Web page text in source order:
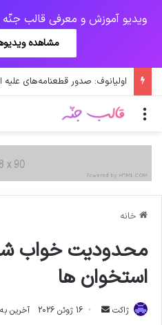
ویدیو آموزش و معرفی قالب جنّه به
مشاهده
اولیانوف: صدور قطعنامه‌های علیه
منو
خانه
محدودیت خواب
استخوان ها
ژاکت
ارسال 16 ژوئن 2026 آخرین به روز